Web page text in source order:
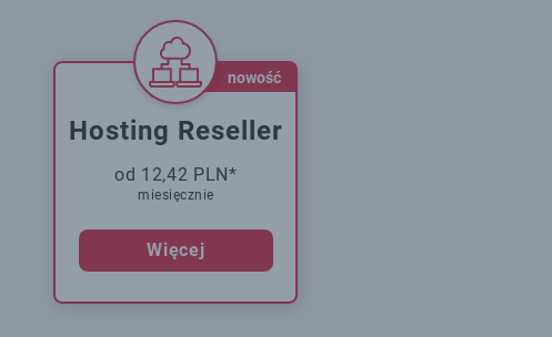
nowość
Hosting Reseller
od 12,42 PLN*
miesięcznie
Więcej